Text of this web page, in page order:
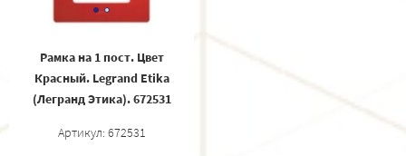
Рамка на 1 пост. Цвет
Красный. Legrand Etika
(Легранд Этика). 672531
Артикул: 672531